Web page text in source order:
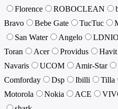
Florence
ROBOCLEAN
Bravo
Bebe Gate TucTuc
San Water
Angelo LDNIO
Toran
Acer Providus Havit
Navaris
UCOM Amir-Star
Comforday
Dsp Ibilli Tilla
Motorola
Nokia ACE